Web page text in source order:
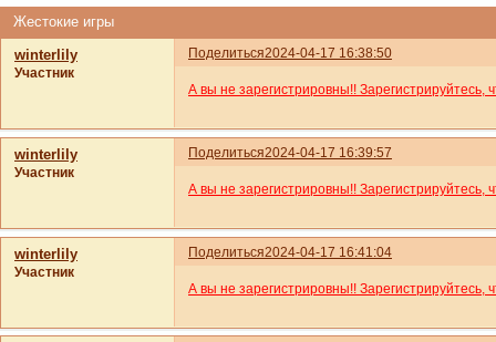
Жестокие игры
Поделиться2024-04-17 16:38:50
winterlily
Участник
А вы не зарегистрировны!! Зарегистрируйтесь,
Поделиться2024-04-17 16:39:57
winterlily
Участник
А вы не зарегистрировны!! Зарегистрируйтесь,
Поделиться2024-04-17 16:41:04
winterlily
Участник
А вы не зарегистрировны!! Зарегистрируйтесь,